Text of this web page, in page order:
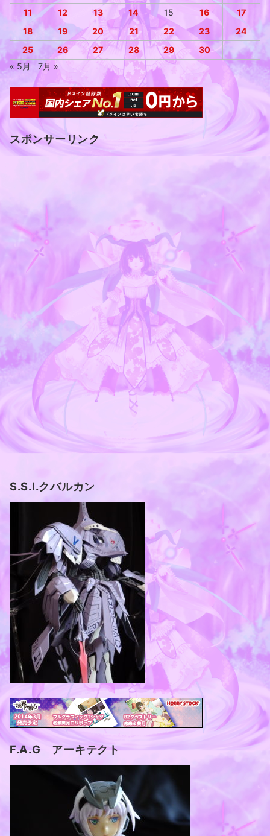
11
12 13 14 15 16
17
18
19 20 21 22 23
24
25
26 27 28 29
30
« 5月
7月 »
スポンサーリンク
S.S.I.クバルカン
F.A.G アーキテクト